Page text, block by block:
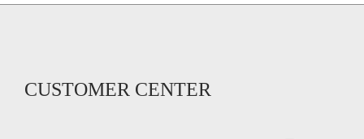
CUSTOMER CENTER